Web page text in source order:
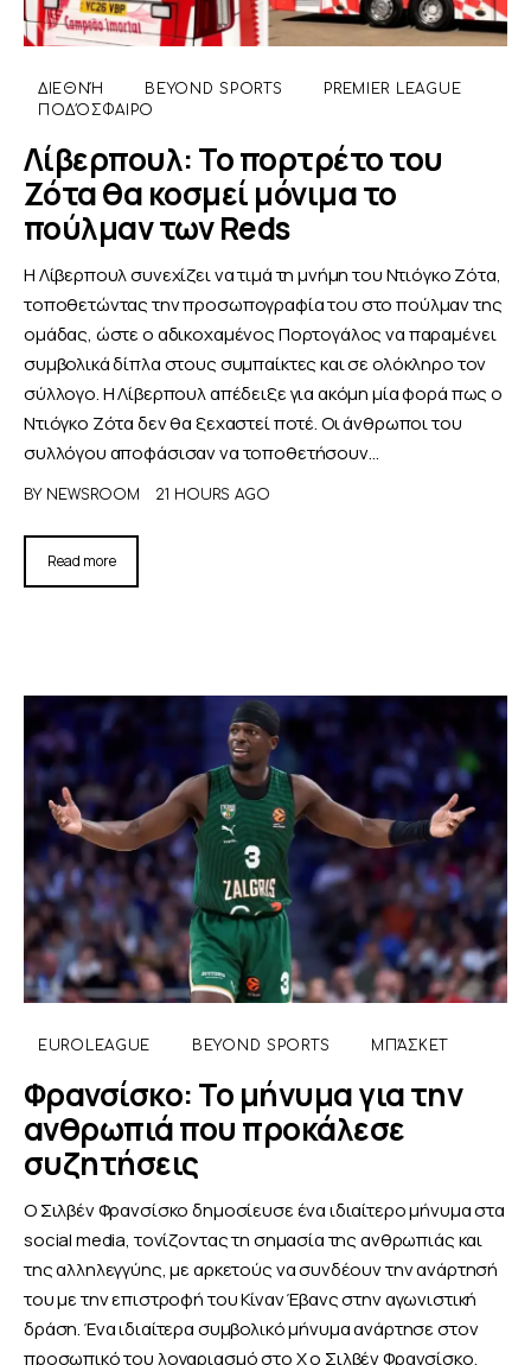
ΔΙΕΘΝΉ BEYOND SPORTS
PREMIER LEAGUE
ΠΟΔΌΣΦΑΙΡΟ
Λίβερπουλ: Το πορτρέτο του
Ζότα θα κοσμεί μόνιμα το
πούλμαν των Reds
Η Λίβερπουλ συνεχίζει να τιμά τη μνήμη του Ντιόγκο Ζότα,
τοποθετώντας την προσωπογραφία του στο πούλμαν της
ομάδας, ώστε ο αδικοχαμένος Πορτογάλος να παραμένει
συμβολικά δίπλα στους συμπαίκτες και σε ολόκληρο τον
σύλλογο. Η Λίβερπουλ απέδειξε για ακόμη μία φορά πως ο
Ντιόγκο Ζότα δεν θα ξεχαστεί ποτέ. Οι άνθρωποι του
συλλόγου αποφάσισαν να τοποθετήσουν…
BY NEWSROOM 21 HOURS AGO
Read more
EUROLEAGUE BEYOND SPORTS ΜΠΆΣΚΕΤ
Φρανσίσκο: Το μήνυμα για την
ανθρωπιά που προκάλεσε
συζητήσεις
Ο Σιλβέν Φρανσίσκο δημοσίευσε ένα ιδιαίτερο μήνυμα στα
social media, τονίζοντας τη σημασία της ανθρωπιάς και
της αλληλεγγύης, με αρκετούς να συνδέουν την ανάρτησή
του με την επιστροφή του Κίναν Έβανς στην αγωνιστική
δράση. Ένα ιδιαίτερα συμβολικό μήνυμα ανάρτησε στον
προσωπικό του λογαριασμό στο X ο Σιλβέν Φρανσίσκο,